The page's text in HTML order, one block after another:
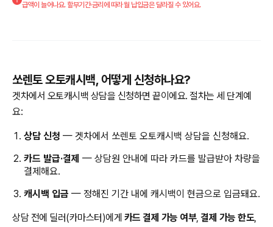
급액이 늘어나요. 할부기간·금리에 따라 월 납입금은 달라질 수 있어요.
쏘렌토 오토캐시백, 어떻게 신청하나요?
겟차에서 오토캐시백 상담을 신청하면 끝이에요. 절차는 세 단계예
요:
상담 신청 — 겟차에서 쏘렌토 오토캐시백 상담을 신청해요.
카드 발급·결제 — 상담원 안내에 따라 카드를 발급받아 차량을
결제해요.
캐시백 입금 — 정해진 기간 내에 캐시백이 현금으로 입금돼요.
상담 전에 딜러(카마스터)에게 카드 결제 가능 여부, 결제 가능 한도,